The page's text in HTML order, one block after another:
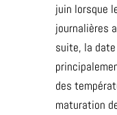
juin lorsque
journalières
suite, la
des
maturation